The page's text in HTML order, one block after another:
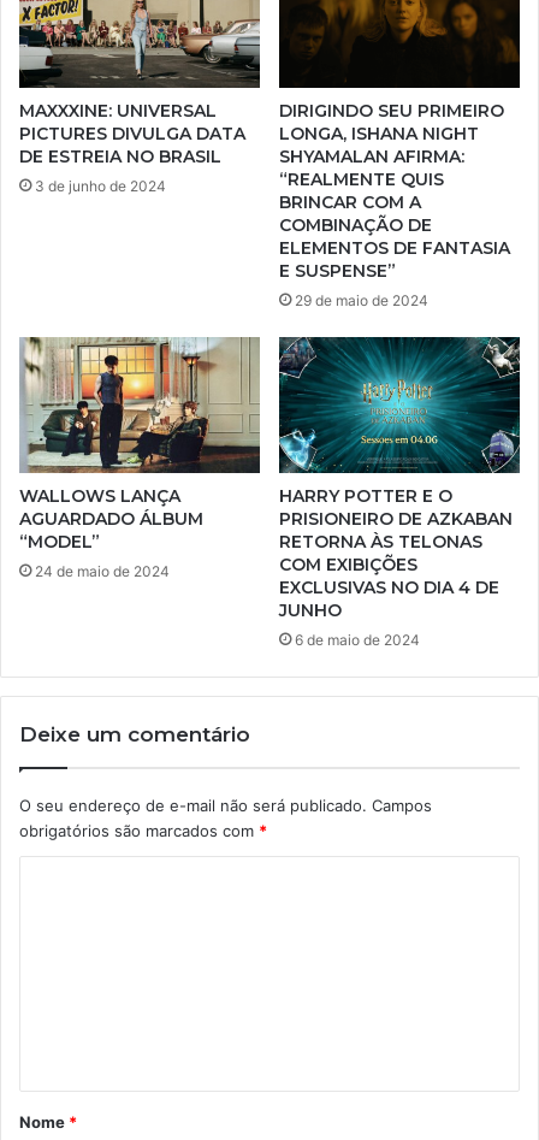
MAXXXINE: UNIVERSAL
PICTURES DIVULGA DATA
DE ESTREIA NO BRASIL
3 de junho de 2024
DIRIGINDO SEU PRIMEIRO
LONGA, ISHANA NIGHT
SHYAMALAN AFIRMA:
“REALMENTE QUIS
BRINCAR COM A
COMBINAÇÃO DE
ELEMENTOS DE FANTASIA
E SUSPENSE”
29 de maio de 2024
WALLOWS LANÇA
AGUARDADO ÁLBUM
“MODEL”
24 de maio de 2024
HARRY POTTER E O
PRISIONEIRO DE AZKABAN
RETORNA ÀS TELONAS
COM EXIBIÇÕES
EXCLUSIVAS NO DIA 4 DE
JUNHO
6 de maio de 2024
Deixe um comentário
O seu endereço de e-mail não será publicado. Campos
obrigatórios são marcados com *
á
r
Nome *